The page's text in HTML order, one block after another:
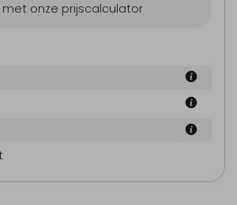
met onze prijscalculator